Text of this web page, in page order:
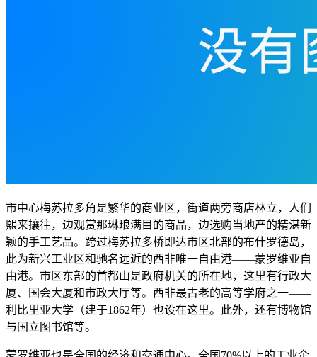
市中心梅苏拉多角是繁华的商业区，街道两旁商店林立，人们
熙来攘往，边观赏那琳琅满目的商品，边选购当地产的精湛新
颖的手工艺品。跨过梅苏拉多桥即达市区北部的布什罗德岛，
此为新兴工业区和驰名远近的西非唯一自由港——蒙罗维亚自
由港。市区东部的首都山是政府机关的所在地，这里有行政大
厦、国会大厦和市政大厅等。西非最古老的高等学府之一——
利比里亚大学（建于1862年）也设在这里。此外，还有博物馆
与国立图书馆等。